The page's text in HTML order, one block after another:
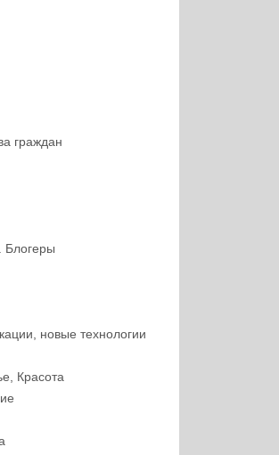
граждан
Блогеры
новые технологии
Красота